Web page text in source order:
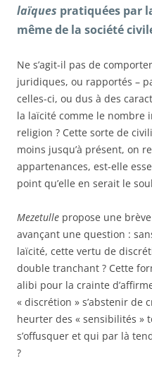
laïques pratiquées par
même de la société
Ne s’agit-il pas de
juridiques, ou rapportés –
celles-ci, ou dus à des
la laïcité comme le nombre
religion ? Cette sorte de
moins jusqu’à présent, on
appartenances, est-elle
point qu’elle en serait le
Mezetulle propose une
avançant une question :
laïcité, cette vertu de
double tranchant ? Cette
alibi pour la crainte
« discrétion » s’abstenir de
heurter des « sensibilités »
s’offusquer et qui par là
?